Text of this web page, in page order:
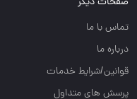
تماس با ما
درباره ما
قوانین/شرایط خدمات
پرسش های متداول